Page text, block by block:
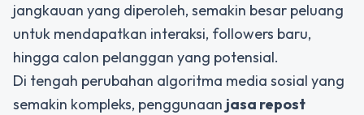
jangkauan yang diperoleh, semakin besar peluang
untuk mendapatkan interaksi, followers baru,
hingga calon pelanggan yang potensial.
Di tengah perubahan algoritma media sosial yang
semakin kompleks, penggunaan jasa repost